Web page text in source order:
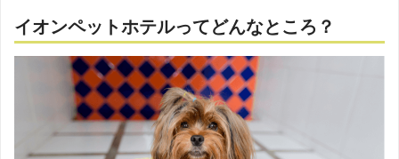
イオンペットホテルってどんなところ？